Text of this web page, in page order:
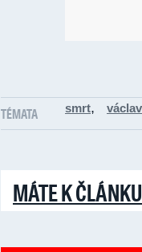
TÉMATA smrt,
MÁTE K